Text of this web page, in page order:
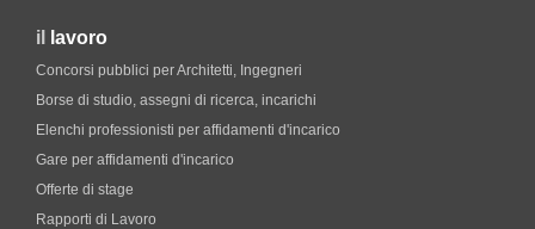
il lavoro
Concorsi pubblici per Architetti, Ingegneri
Borse di studio, assegni di ricerca, incarichi
Elenchi professionisti per affidamenti d'incarico
Gare per affidamenti d'incarico
Offerte di stage
Rapporti di Lavoro